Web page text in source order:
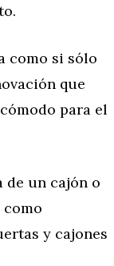
como si sólo
que
para el
de un cajón o
y cajones